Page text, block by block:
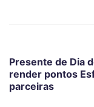
Presente de Dia
render pontos
parceiras